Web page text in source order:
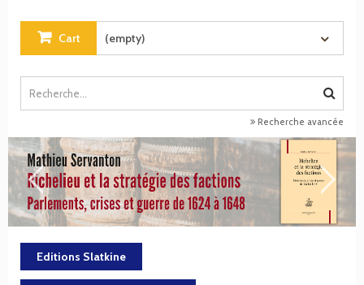
Cart (empty)
Recherche avancée
Editions Slatkine